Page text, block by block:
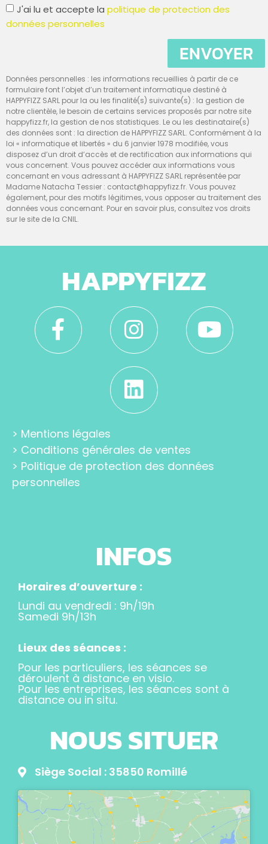
J'ai lu et accepte la politique de protection des
données personnelles
ENVOYER
Données personnelles : les informations recueillies à partir de ce
formulaire font l’objet d’un traitement informatique destiné à
HAPPYFIZZ SARL pour la ou les finalité(s) suivante(s) : la gestion de
notre clientèle, le besoin de certains services proposés par notre site
happyfizz.fr, la gestion de nos statistiques. Le ou les destinataire(s)
des données sont : la direction de HAPPYFIZZ SARL. Conformément à la
loi « informatique et libertés » du 6 janvier 1978 modifiée, vous
disposez d’un droit d’accès et de rectification aux informations qui
vous concernent. Vous pouvez accéder aux informations vous
concernant en vous adressant à HAPPYFIZZ SARL représentée par
Madame Natacha Tessier : contact@happyfizz.fr. Vous pouvez
également, pour des motifs légitimes, vous opposer au traitement des
données vous concernant. Pour en savoir plus, consultez vos droits
sur le site de la CNIL.
HAPPYFIZZ
> Mentions légales
> Conditions générales de ventes
> Politique de protection des données
personnelles
INFOS
Horaires d’ouverture :
Lundi au vendredi : 9h/19h
Samedi 9h/13h
Lieux des séances :
Pour les particuliers, les séances se
déroulent à distance en visio.
Pour les entreprises, les séances sont à
distance ou in situ.
NOUS SITUER
Siège Social : 35850 Romillé